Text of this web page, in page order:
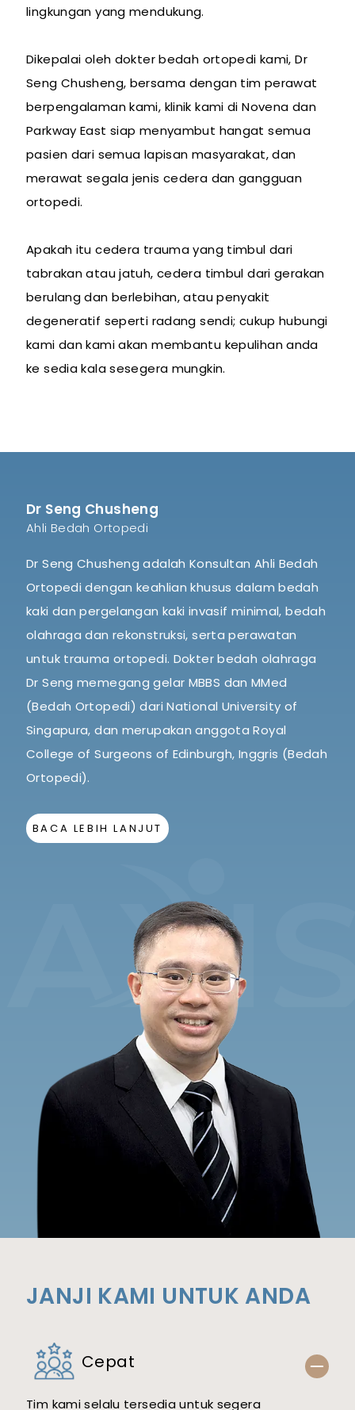
lingkungan yang mendukung.
Dikepalai oleh dokter bedah ortopedi kami, Dr
Seng Chusheng, bersama dengan tim perawat
berpengalaman kami, klinik kami di Novena dan
Parkway East siap menyambut hangat semua
pasien dari semua lapisan masyarakat, dan
merawat segala jenis cedera dan gangguan
ortopedi.
Apakah itu cedera trauma yang timbul dari
tabrakan atau jatuh, cedera timbul dari gerakan
berulang dan berlebihan, atau penyakit
degeneratif seperti radang sendi; cukup hubungi
kami dan kami akan membantu kepulihan anda
ke sedia kala sesegera mungkin.
Dr Seng Chusheng
Ahli Bedah Ortopedi
Dr Seng Chusheng adalah Konsultan Ahli Bedah
Ortopedi dengan keahlian khusus dalam bedah
kaki dan pergelangan kaki invasif minimal, bedah
olahraga dan rekonstruksi, serta perawatan
untuk trauma ortopedi. Dokter bedah olahraga
Dr Seng memegang gelar MBBS dan MMed
(Bedah Ortopedi) dari National University of
Singapura, dan merupakan anggota Royal
College of Surgeons of Edinburgh, Inggris (Bedah
Ortopedi).
BACA LEBIH LANJUT
JANJI KAMI UNTUK ANDA
Cepat
Tim kami selalu tersedia untuk segera